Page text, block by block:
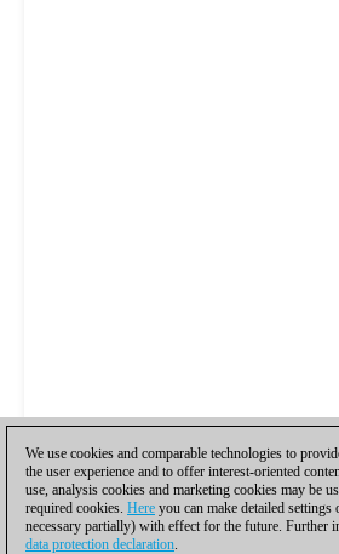
We use cookies and comparable technologies to
the user experience and to offer interest-oriented
use, analysis cookies and marketing cookies may be
required cookies. Here you can make detailed
necessary partially) with effect for the future. Further
data protection declaration.